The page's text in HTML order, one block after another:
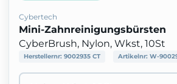
Cybertech
Mini-Zahnreinigungsbürsten
CyberBrush, Nylon, Wkst, 10St
Herstellernr: 9002935 CT Artikelnr: W-